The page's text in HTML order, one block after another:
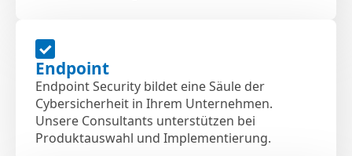
Endpoint
Endpoint Security bildet eine Säule der
Cybersicherheit in Ihrem Unternehmen.
Unsere Consultants unterstützen bei
Produktauswahl und Implementierung.